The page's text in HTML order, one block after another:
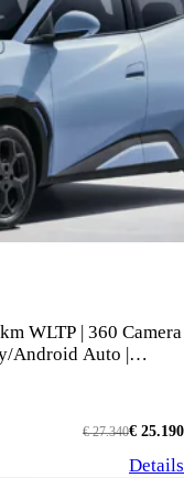
WLTP | 360 Camera
Android Auto |
€ 25.190
€ 27.340
Details